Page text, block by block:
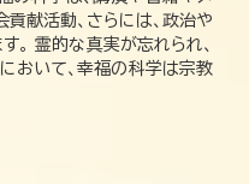
献活動、さらには、政治や
。 霊的な真実が忘れられ、
おいて、幸福の科学は宗教